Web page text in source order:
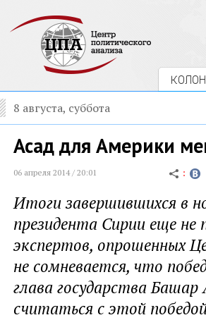
8 августа, суббота
Асад для Америки
06 апреля 2014 / 20:01
Итоги завершившихся в
президента Сирии еще не
экспертов, опрошенных
не сомневается, что
глава государства
считаться с этой